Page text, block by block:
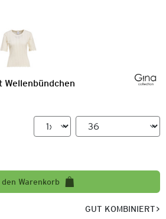
den Warenkorb
GUT KOMBINIERT